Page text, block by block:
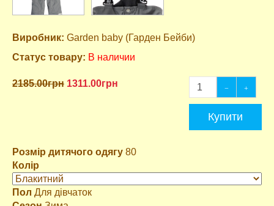
Виробник: Garden baby (Гарден Бейби)
Статус товару: В наличии
2185.00грн 1311.00грн
Купити
Розмір дитячого одягу 80
Колір
Пол Для дівчаток